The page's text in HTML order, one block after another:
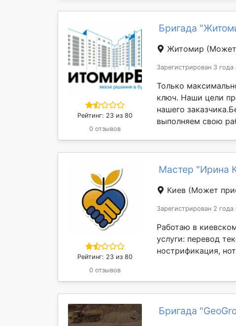
Рейтинг: 23 из 80
0 отзывов
Бригада
Житомир (Может
Зарегистрирован 3 года
Только
ключ. Наши цели
нашего
выполняем свою
Рейтинг: 23 из 80
0 отзывов
Мастер "Ирина
Киев (Может
Зарегистрирован 2 года
Работаю в
услуги: перевод
нострификация,
Бригада